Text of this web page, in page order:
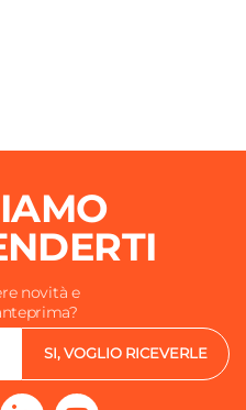
novità e
SI, VOGLIO RICEVERLE